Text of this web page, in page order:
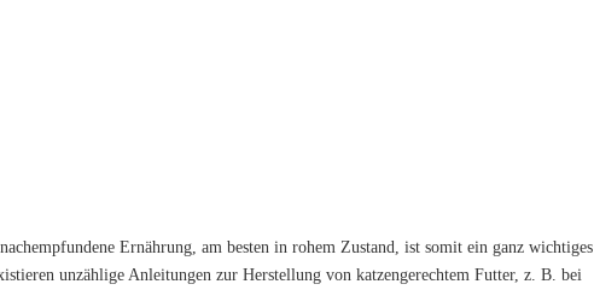
Ernährung, am besten in rohem Zustand, ist somit ein ganz wichtiges
unzählige Anleitungen zur Herstellung von katzengerechtem Futter, z. B. bei